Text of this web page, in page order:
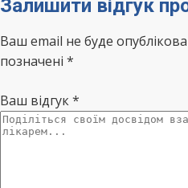
Залишити відгук
Ваш email не буде
позначені *
Ваш відгук*